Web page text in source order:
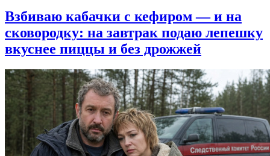
Взбиваю кабачки с кефиром — и на
сковородку: на завтрак подаю лепешку
вкуснее пиццы и без дрожжей